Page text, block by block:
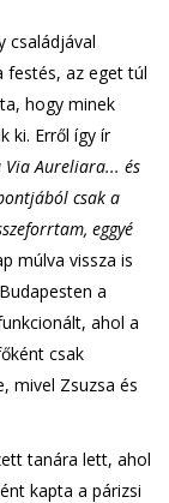
családjával
festés, az eget túl
hogy minek
ki. Erről így ír
Via Aureliara... és
csak a
eggyé
múlva vissza is
a
ahol a
csak
mivel Zsuzsa és
tanára lett, ahol
kapta a párizsi